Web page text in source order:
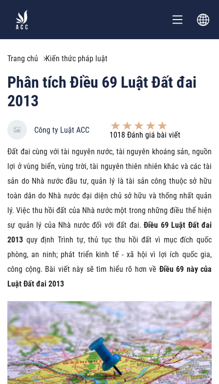
Trang chủ Kiến thức pháp luật
Phân tích Điều 69 Luật Đất đai
2013
Công ty Luật ACC
1018 Đánh giá bài viết
Đất đai cùng với tài nguyên nước, tài nguyên khoáng sản, nguồn
lợi ở vùng biển, vùng trời, tài nguyên thiên nhiên khác và các tài
sản do Nhà nước đầu tư, quản lý là tài sản công thuộc sở hữu
toàn dân do Nhà nước đại diện chủ sở hữu và thống nhất quản
lý. Việc thu hồi đất của Nhà nước một trong những điều thể hiện
sự quản lý của Nhà nước đối với đất đai. Điều 69 Luật Đất đai
2013 quy định Trình tự, thủ tục thu hồi đất vì mục đích quốc
phòng, an ninh; phát triển kinh tế - xã hội vì lợi ích quốc gia,
công cộng. Bài viết này sẽ tìm hiểu rõ hơn về Điều 69 này của
Luật Đất đai 2013